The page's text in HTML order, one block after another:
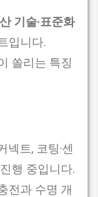
기술·표준화
입니다.
쏠리는 특징
넥트, 코팅·센
행 중입니다.
전과 수명 개